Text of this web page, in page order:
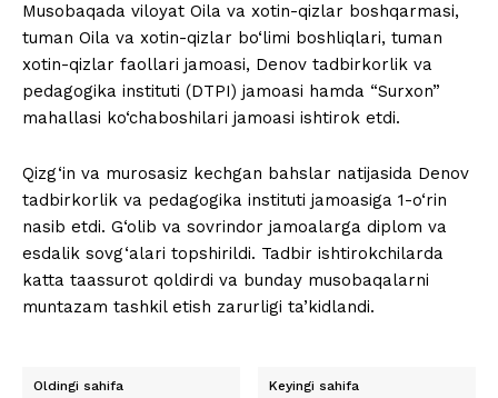
Musobaqada viloyat Oila va xotin-qizlar boshqarmasi,
tuman Oila va xotin-qizlar bo‘limi boshliqlari, tuman
xotin-qizlar faollari jamoasi, Denov tadbirkorlik va
pedagogika instituti (DTPI) jamoasi hamda “Surxon”
mahallasi ko‘chaboshilari jamoasi ishtirok etdi.
Qizg‘in va murosasiz kechgan bahslar natijasida Denov
tadbirkorlik va pedagogika instituti jamoasiga 1-o‘rin
nasib etdi. G‘olib va sovrindor jamoalarga diplom va
esdalik sovg‘alari topshirildi. Tadbir ishtirokchilarda
katta taassurot qoldirdi va bunday musobaqalarni
muntazam tashkil etish zarurligi ta’kidlandi.
Oldingi sahifa Keyingi sahifa